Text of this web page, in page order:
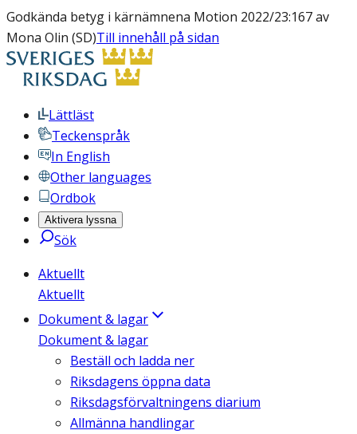
Godkända betyg i kärnämnena Motion 2022/23:167 av
Mona Olin (SD)Till innehåll på sidan
Lättläst
Teckenspråk
In English
Other languages
Ordbok
Aktivera lyssna
Sök
Aktuellt
Aktuellt
Dokument & lagar
Dokument & lagar
Beställ och ladda ner
Riksdagens öppna data
Riksdagsförvaltningens diarium
Allmänna handlingar